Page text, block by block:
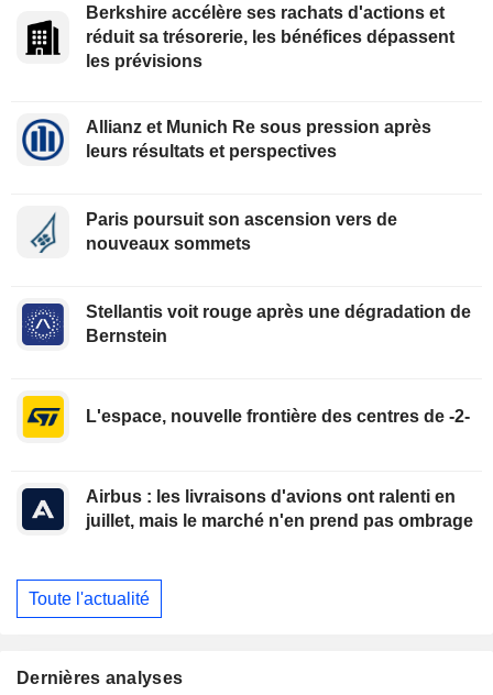
Berkshire accélère ses rachats d'actions et
réduit sa trésorerie, les bénéfices dépassent
les prévisions
Allianz et Munich Re sous pression après
leurs résultats et perspectives
Paris poursuit son ascension vers de
nouveaux sommets
Stellantis voit rouge après une dégradation de
Bernstein
L'espace, nouvelle frontière des centres de -2-
Airbus : les livraisons d'avions ont ralenti en
juillet, mais le marché n'en prend pas ombrage
Toute l'actualité
Dernières analyses